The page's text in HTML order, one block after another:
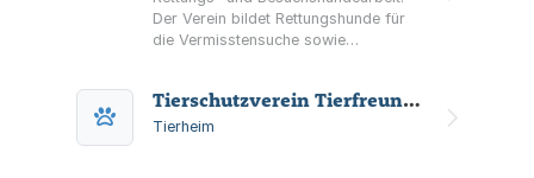
Der Verein bildet Rettungshunde für
die Vermisstensuche sowie
Tierschutzverein Tierfreunde Filderstadt e.V.
Tierheim